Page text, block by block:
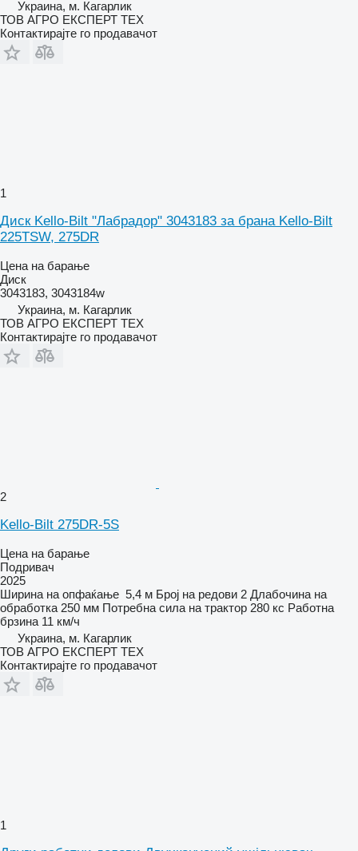
Украина, м. Кагарлик
ТОВ АГРО ЕКСПЕРТ ТЕХ
Контактирајте го продавачот
1
Диск Kello-Bilt "Лабрадор" 3043183 за брана Kello-Bilt
225TSW, 275DR
Цена на барање
Диск
3043183, 3043184w
Украина, м. Кагарлик
ТОВ АГРО ЕКСПЕРТ ТЕХ
Контактирајте го продавачот
2
Kello-Bilt 275DR-5S
Цена на барање
Подривач
2025
Ширина на опфаќање 5,4 м Број на редови 2 Длабочина на
обработка 250 мм Потребна сила на трактор 280 кс Работна
брзина 11 км/ч
Украина, м. Кагарлик
ТОВ АГРО ЕКСПЕРТ ТЕХ
Контактирајте го продавачот
1